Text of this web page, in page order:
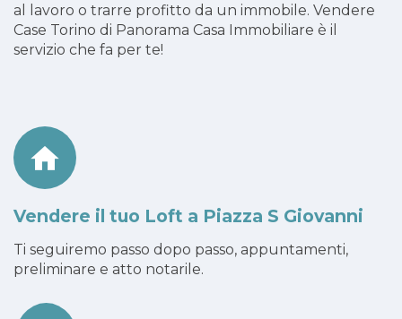
al lavoro o trarre profitto da un immobile. Vendere
Case Torino di Panorama Casa Immobiliare è il
servizio che fa per te!
Vendere il tuo Loft a Piazza S Giovanni
Ti seguiremo passo dopo passo, appuntamenti,
preliminare e atto notarile.